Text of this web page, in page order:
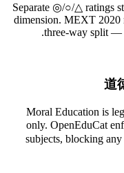
Separate ◎/○/△ ratings
dimension. MEXT 2020
three-way split —
道
Moral Education is
only. OpenEduCat
subjects, blocking